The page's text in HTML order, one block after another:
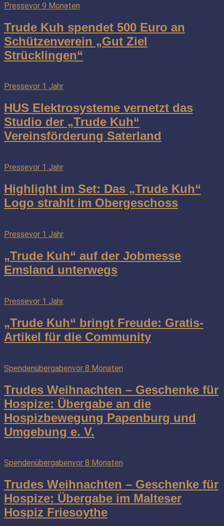
Pressevor 9 Monaten
Trude Kuh spendet 500 Euro an
Schützenverein „Gut Ziel
Strücklingen“
Pressevor 1 Jahr
HUS Elektrosysteme vernetzt das
Studio der „Trude Kuh“
Vereinsförderung Saterland
Pressevor 1 Jahr
Highlight im Set: Das „Trude Kuh“
Logo strahlt im Obergeschoss
Pressevor 1 Jahr
„Trude Kuh“ auf der Jobmesse
Emsland unterwegs
Pressevor 1 Jahr
„Trude Kuh“ bringt Freude: Gratis-
Artikel für die Community
Spendenübergabenvor 8 Monaten
Trudes Weihnachten – Geschenke für
Hospize: Übergabe an die
Hospizbewegung Papenburg und
Umgebung e. V.
Spendenübergabenvor 8 Monaten
Trudes Weihnachten – Geschenke für
Hospize: Übergabe im Malteser
Hospiz Friesoythe